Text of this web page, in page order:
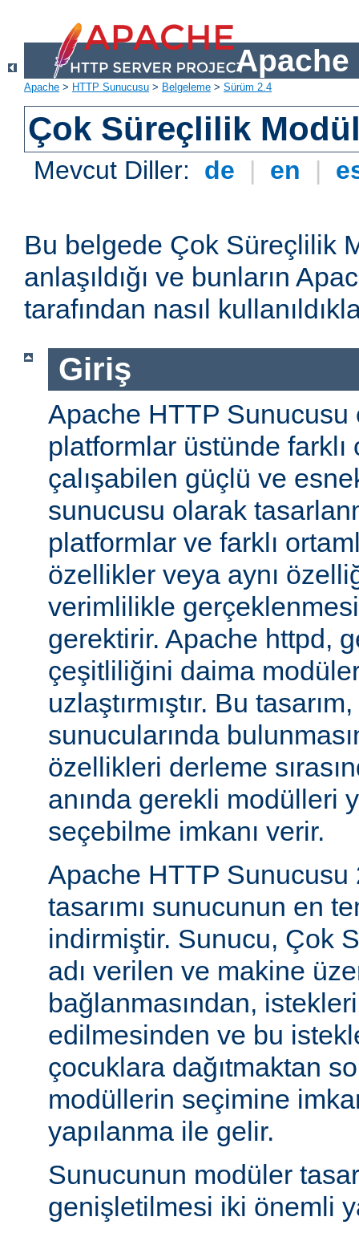
Apache
Apache > HTTP Sunucusu > Belgeleme > Sürüm 2.4
Çok Süreçlilik
Mevcut Diller: de | en |
Bu belgede Çok Süreçlilik
anlaşıldığı ve bunların
tarafından nasıl
Giriş
Apache HTTP Sunucusu
platformlar üstünde farklı
çalışabilen güçlü ve
sunucusu olarak
platformlar ve farklı
özellikler veya aynı
verimlilikle
gerektirir. Apache httpd,
çeşitliliğini daima
uzlaştırmıştır. Bu
sunucularında
özellikleri derleme
anında gerekli modülleri
seçebilme imkanı verir.
Apache HTTP Sunucusu
tasarımı sunucunun en
indirmiştir. Sunucu, Çok
adı verilen ve makine
bağlanmasından,
edilmesinden ve bu
çocuklara dağıtmaktan
modüllerin seçimine
yapılanma ile gelir.
Sunucunun modüler
genişletilmesi iki önemli